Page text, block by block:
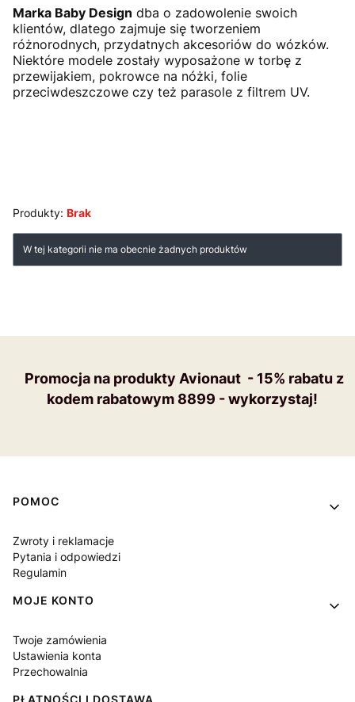
Marka Baby Design dba o zadowolenie swoich
klientów, dlatego zajmuje się tworzeniem
różnorodnych, przydatnych akcesoriów do wózków.
Niektóre modele zostały wyposażone w torbę z
przewijakiem, pokrowce na nóżki, folie
przeciwdeszczowe czy też parasole z filtrem UV.
Produkty: Brak
Lista produktów
W tej kategorii nie ma obecnie żadnych produktów
Promocja na produkty Avionaut - 15% rabatu z
kodem rabatowym 8899 - wykorzystaj!
Linki w stopce
POMOC
Zwroty i reklamacje
Pytania i odpowiedzi
Regulamin
MOJE KONTO
Twoje zamówienia
Ustawienia konta
Przechowalnia
PŁATNOŚCI I DOSTAWA